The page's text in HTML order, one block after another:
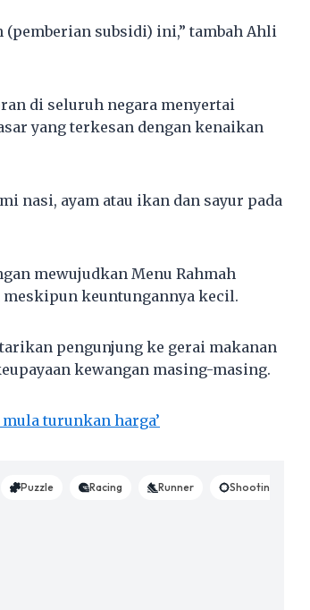
(pemberian subsidi) ini,” tambah Ahli
di seluruh negara menyertai
yang terkesan dengan kenaikan
nasi, ayam atau ikan dan sayur pada
mewujudkan Menu Rahmah
keuntungannya kecil.
pengunjung ke gerai makanan
kewangan masing-masing.
turunkan harga’